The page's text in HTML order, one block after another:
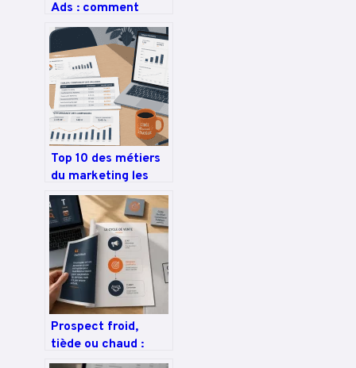
Ads : comment
piloter votre
budget, cibler vos
prospects et
maximiser votre
rentabilité ?
Top 10 des métiers
du marketing les
mieux payés :
salaires et
stratégies de
carrière
Prospect froid,
tiède ou chaud :
comment scorer